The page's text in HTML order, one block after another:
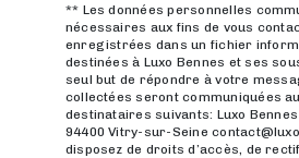
** Les données personnelles
nécessaires aux fins de vous
enregistrées dans un fichier
destinées à Luxo Bennes et ses
seul but de répondre à votre
collectées seront communiquées
destinataires suivants: Luxo Bennes
94400 Vitry-sur-Seine
disposez de droits d’accès, de